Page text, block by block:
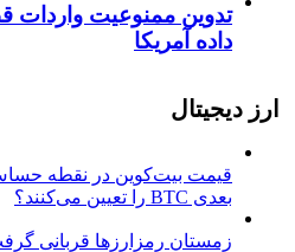
تدوین ممنوعیت واردات
داده آمریکا
ارز دیجیتال
قیمت بیت‌کوین در نقطه
بعدی BTC را تعیین می‌کنند؟
زمستان رمزارزها قربانی